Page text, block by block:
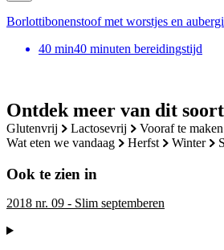
Ontdek meer van dit
glutenvrij lactosevrij vooraf te maken
wat eten we vandaag
herfst winter
Ook te zien in
2018 nr. 09 - Slim septemberen
Borlottibonenstoof met worstjes en
40 min40 minuten bereidingstijd